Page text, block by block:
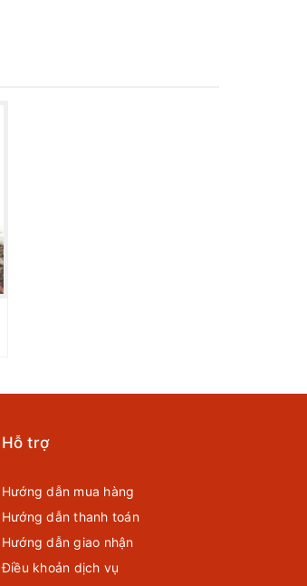
Hỗ trợ
Hướng dẫn mua hàng
Hướng dẫn thanh toán
Hướng dẫn giao nhận
Điều khoản dịch vụ